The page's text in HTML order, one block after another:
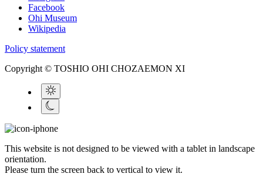
Facebook
Ohi Museum
Wikipedia
Policy statement
Copyright © TOSHIO OHI CHOZAEMON XI
This website is not designed to be viewed with a tablet in landscape
orientation.
Please turn the screen back to vertical to view it.